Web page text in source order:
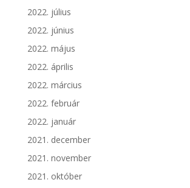
2022. július
2022. június
2022. május
2022. április
2022. március
2022. február
2022. január
2021. december
2021. november
2021. október